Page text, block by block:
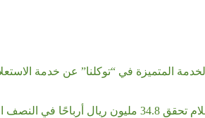
المتميزة في “توكلنا” عن خدمة
المجموعة السعودية للأبحاث والإعلام تحقق 34.8 مليون ريال أرباحًا في